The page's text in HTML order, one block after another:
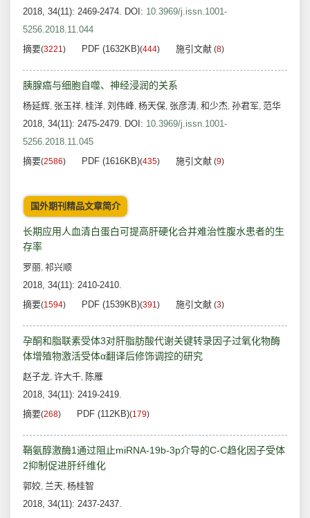
2018, 34(11): 2469-2474. DOI: 10.3969/j.issn.1001-
5256.2018.11.044
摘要(3221) PDF (1632KB)(444) 施引文献 (8)
胰腺癌与细胞自噬、神经浸润的关系
杨延辉, 张玉祥, 桂洋, 刘伟峰, 杨天保, 张彦涛, 和少杰, 孙君军, 范华
2018, 34(11): 2475-2479. DOI: 10.3969/j.issn.1001-
5256.2018.11.045
摘要(2586) PDF (1616KB)(435) 施引文献 (9)
国外期刊精品文章简介
长期应用人血清白蛋白可提高肝硬化合并难治性腹水患者的生
存率
罗丽, 祁兴顺
2018, 34(11): 2410-2410.
摘要(1594) PDF (1539KB)(391) 施引文献 (3)
孕酮和脂联素受体3对肝脂肪酸代谢关键转录因子过氧化物酶
体增殖物激活受体α翻译后修饰调控的研究
赵子龙, 许大千, 陈雁
2018, 34(11): 2419-2419.
摘要(268) PDF (112KB)(179)
鞘氨醇激酶1通过阻止miRNA-19b-3p介导的C-C趋化因子受体
2抑制促进肝纤维化
郭姣, 兰天, 杨桂智
2018, 34(11): 2437-2437.